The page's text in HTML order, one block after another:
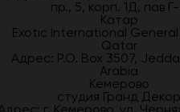
пр., 5, корп. 1Д, пав Г-
Катар
Exotic International
Qatar
Адрес: P.O. Box 3507,
Arabia
Кемерово
студия Гранд Декор